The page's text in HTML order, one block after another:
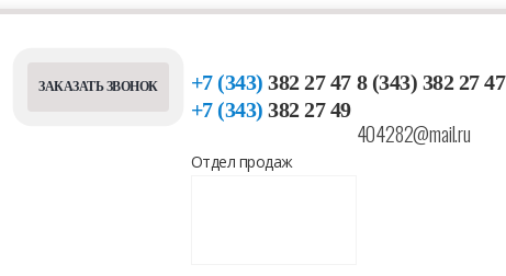
ЗАКАЗАТЬ ЗВОНОК +7 (343) 382 27 47
+7 (343) 382 27 49
Отдел продаж
8 (343) 382 27 47
404282@mail.ru